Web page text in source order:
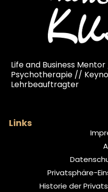
Life and Business
Psychotherapie //
Lehrbeauftragter
Links
Privatsphäre-
Historie der